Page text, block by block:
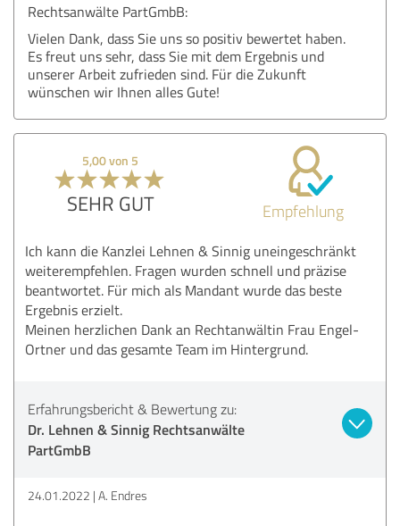
Rechtsanwälte PartGmbB:
Vielen Dank, dass Sie uns so positiv bewertet haben.
Es freut uns sehr, dass Sie mit dem Ergebnis und
unserer Arbeit zufrieden sind. Für die Zukunft
wünschen wir Ihnen alles Gute!
5,00 von 5
SEHR GUT Empfehlung
Ich kann die Kanzlei Lehnen & Sinnig uneingeschränkt
weiterempfehlen. Fragen wurden schnell und präzise
beantwortet. Für mich als Mandant wurde das beste
Ergebnis erzielt.
Meinen herzlichen Dank an Rechtanwältin Frau Engel-
Ortner und das gesamte Team im Hintergrund.
Erfahrungsbericht & Bewertung zu:
Dr. Lehnen & Sinnig Rechtsanwälte
PartGmbB
24.01.2022 A. Endres